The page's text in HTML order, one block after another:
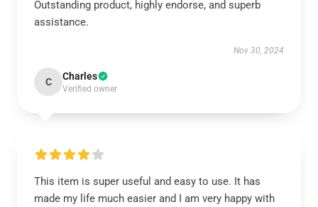
Outstanding product, highly endorse, and superb
assistance.
Nov 30, 2024
C Charles
Verified owner
This item is super useful and easy to use. It has
made my life much easier and I am very happy with